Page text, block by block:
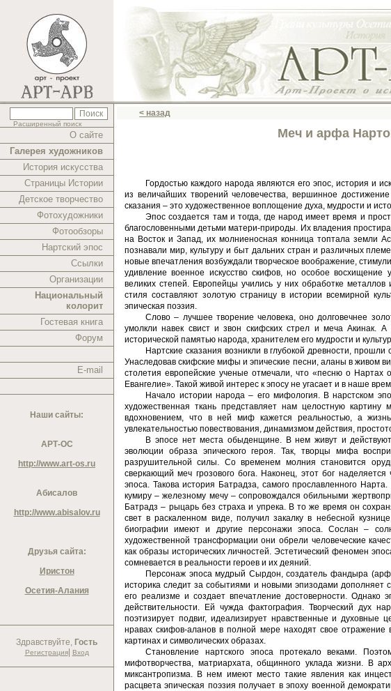
Расширенный поиск
О сайте
Галерея художников
История искусства
Страницы Истории
Детское творчество
Фотохудожники
Фотообзоры
Нартский эпос
Ссылки
Организации
Национальный
колорит
Гостевая книга
Форум
E-mail
Наши сайты:
АРТ-ОС
http://www.art-os.ru
Абисалов
http://www.abisalov.ru
Друзья сайта:
Иристон
Осетия-Алания
Здравствуйте, Гость
Регистрация| Вход
< назад
Меч и арфа
Гордостью каждого народа являются его эпос, история и
из величайших творений человечества, вершинное
сказания – это художественное воплощение духа, мудрости и
Эпос создается там и тогда, где народ имеет время и
благословенными детьми матери-природы. Их владения
на Восток и Запад, их молниеносная конница топтала
познавали мир, культуру и быт дальних стран и различных
новые впечатления возбуждали творческое воображение,
удивление военное искусство скифов, но особое
великих степей. Европейцы учились у них обработке металлов
стиля составляют золотую страницу в истории всемирной
эпическая поэзия.
Слово – лучшее творение человека, оно долговечнее
умолкли навек свист и звон скифских стрел и меча Акинак.
исторической памятью народа, хранителем его мудрости и
Нартские сказания возникли в глубокой древности,
Унаследовав скифские мифы и эпические песни, аланы в живом
столетия европейские ученые отмечали, что «песню о
Евангелие». Такой живой интерес к эпосу не угасает и в наше
Начало истории народа – его мифология. В нарстском
художественная ткань представляет нам целостную
вдохновением, что в ней миф кажется реальностью, а
увлекательностью повествования, динамизмом действия,
В эпосе нет места обыденщине. В нем живут и
эволюции образа эпического героя. Так, творцы мифа
разрушительной силы. Со временем молния становится
сверкающий меч грозового бога. Наконец, этот бог
эпоса. Такова история Батрадза, самого прославленного
кумиру – железному мечу – сопровождался обильными
Батрадз – рыцарь без страха и упрека. В то же время он
свет в раскаленном виде, получил закалку в небесной
биографии имеют и другие персонажи эпоса. Сослан –
художественной трансформации они обрели человеческие
как образы исторических личностей. Эстетический феномен
сомневается в реальности героев и их деяний.
Персонаж эпоса мудрый Сырдон, создатель фандыра
историка следит за событиями и новыми эпизодами дополняет
его реализме и создает впечатление достоверности.
действительности. Ей чужда фактография. Творческий дух
поэтизирует подвиг, идеализирует нравственные и
нравах скифов-аланов в полной мере находят свое отражение
картинах и символических образах.
Становление нартского эпоса протекало веками.
мифотворчества, матриархата, общинного уклада жизни. В
миксантропизма. В нем имеют место такие явления как
расцвета эпическая поэзия получает в эпоху военной